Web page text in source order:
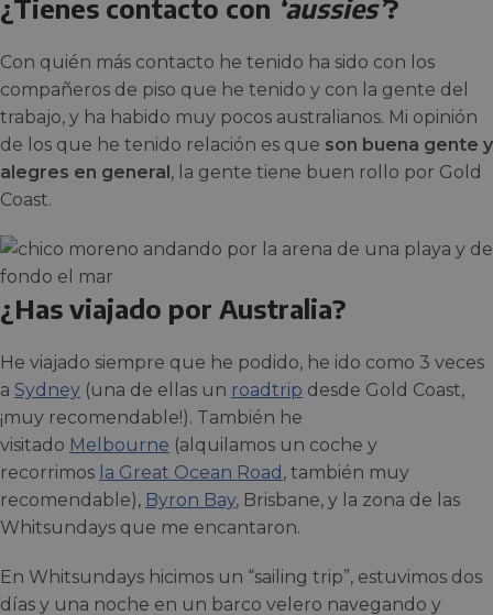
¿Tienes contacto con ‘aussies’?
Con quién más contacto he tenido ha sido con los
compañeros de piso que he tenido y con la gente del
trabajo, y ha habido muy pocos australianos. Mi opinión
de los que he tenido relación es que son buena gente y
alegres en general, la gente tiene buen rollo por Gold
Coast.
¿Has viajado por Australia?
He viajado siempre que he podido, he ido como 3 veces
a Sydney (una de ellas un roadtrip desde Gold Coast,
¡muy recomendable!). También he
visitado Melbourne (alquilamos un coche y
recorrimos la Great Ocean Road , también muy
recomendable), Byron Bay, Brisbane, y la zona de las
Whitsundays que me encantaron.
En Whitsundays hicimos un “sailing trip”, estuvimos dos
días y una noche en un barco velero navegando y